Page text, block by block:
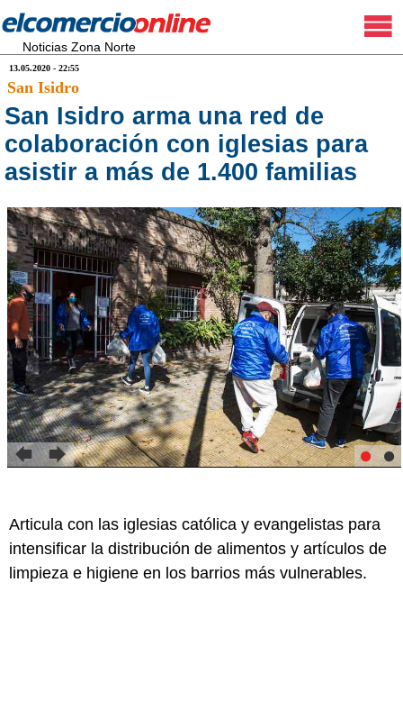
Noticias Zona Norte
13.05.2020 - 22:55
San Isidro
San Isidro arma una red de
colaboración con iglesias para
asistir a más de 1.400 familias
Articula con las iglesias católica y evangelistas para
intensificar la distribución de alimentos y artículos de
limpieza e higiene en los barrios más vulnerables.